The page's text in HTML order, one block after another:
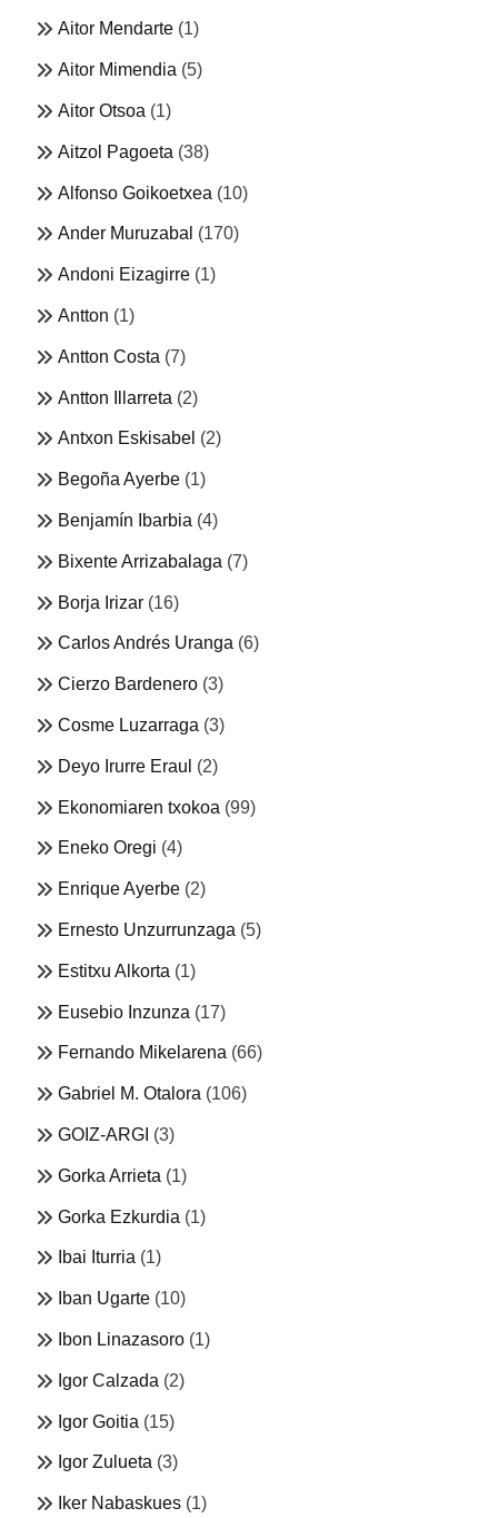
Aitor Mendarte (1)
Aitor Mimendia (5)
Aitor Otsoa (1)
Aitzol Pagoeta (38)
Alfonso Goikoetxea (10)
Ander Muruzabal (170)
Andoni Eizagirre (1)
Antton (1)
Antton Costa (7)
Antton Illarreta (2)
Antxon Eskisabel (2)
Begoña Ayerbe (1)
Benjamín Ibarbia (4)
Bixente Arrizabalaga (7)
Borja Irizar (16)
Carlos Andrés Uranga (6)
Cierzo Bardenero (3)
Cosme Luzarraga (3)
Deyo Irurre Eraul (2)
Ekonomiaren txokoa (99)
Eneko Oregi (4)
Enrique Ayerbe (2)
Ernesto Unzurrunzaga (5)
Estitxu Alkorta (1)
Eusebio Inzunza (17)
Fernando Mikelarena (66)
Gabriel M. Otalora (106)
GOIZ-ARGI (3)
Gorka Arrieta (1)
Gorka Ezkurdia (1)
Ibai Iturria (1)
Iban Ugarte (10)
Ibon Linazasoro (1)
Igor Calzada (2)
Igor Goitia (15)
Igor Zulueta (3)
Iker Nabaskues (1)